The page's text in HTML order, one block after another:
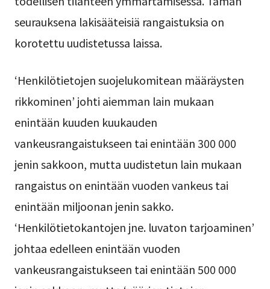
seurauksena lakisääteisiä rangaistuksia on
korotettu uudistetussa laissa.
‘Henkilötietojen suojelukomitean määräysten
rikkominen’ johti aiemman lain mukaan
enintään kuuden kuukauden
vankeusrangaistukseen tai enintään 300 000
jenin sakkoon, mutta uudistetun lain mukaan
rangaistus on enintään vuoden vankeus tai
enintään miljoonan jenin sakko.
‘Henkilötietokantojen jne. luvaton tarjoaminen’
johtaa edelleen enintään vuoden
vankeusrangaistukseen tai enintään 500 000